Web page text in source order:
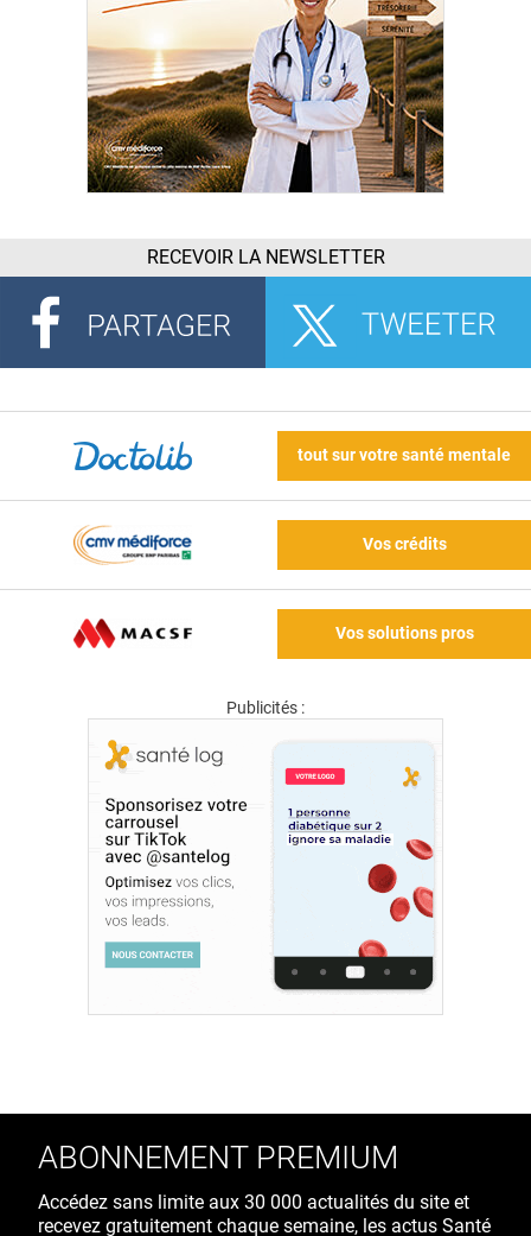
RECEVOIR LA NEWSLETTER
tout sur votre santé mentale
Vos crédits
Vos solutions pros
Publicités :
ABONNEMENT PREMIUM
Accédez sans limite aux 30 000 actualités du site et
recevez gratuitement chaque semaine, les actus Santé